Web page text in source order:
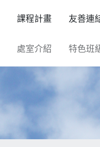
課程計畫 友善連
處室介紹 特色班